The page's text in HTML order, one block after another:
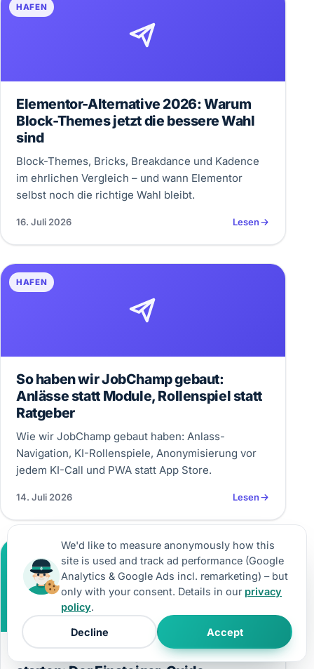
HAFEN
Elementor-Alternative 2026: Warum
Block-Themes jetzt die bessere Wahl
sind
Block-Themes, Bricks, Breakdance und Kadence
im ehrlichen Vergleich – und wann Elementor
selbst noch die richtige Wahl bleibt.
16. Juli 2026 Lesen
HAFEN
So haben wir JobChamp gebaut:
Anlässe statt Module, Rollenspiel statt
Ratgeber
Wie wir JobChamp gebaut haben: Anlass-
Navigation, KI-Rollenspiele, Anonymisierung vor
jedem KI-Call und PWA statt App Store.
14. Juli 2026 Lesen
LINKJET
Affiliate-Marketing mit WordPress
We'd like to measure anonymously how this
site is used and track ad performance (Google
Analytics & Google Ads incl. remarketing) – but
only with your consent. Details in our privacy
policy.
Decline Accept